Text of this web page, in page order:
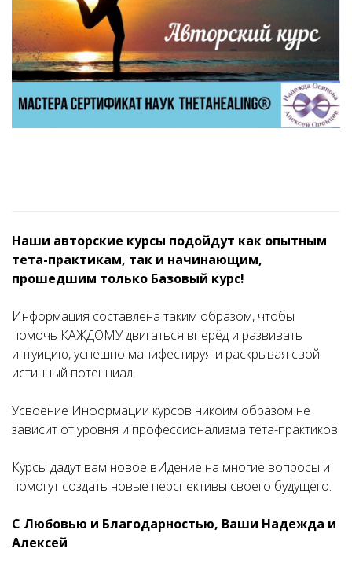
Наши авторские курсы подойдут как опытным
тета-практикам, так и начинающим,
прошедшим только Базовый курс!
Информация составлена таким образом, чтобы
помочь КАЖДОМУ двигаться вперёд и развивать
интуицию, успешно манифестируя и раскрывая свой
истинный потенциал.
Усвоение Информации курсов никоим образом не
зависит от уровня и профессионализма тета-практиков!
Курсы дадут вам новое вИдение на многие вопросы и
помогут создать новые перспективы своего будущего.
С Любовью и Благодарностью, Ваши Надежда и
Алексей